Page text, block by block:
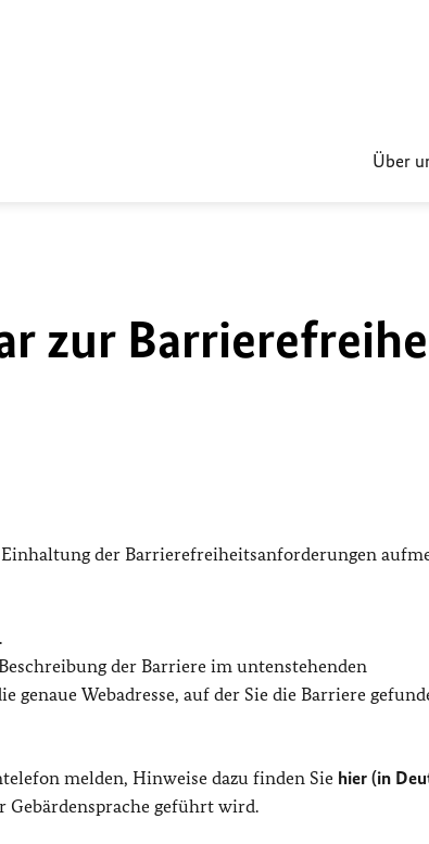
Über
zur
der Barrierefreiheitsanforderungen
.
der Barriere im untenstehenden
Webadresse, auf der Sie die Barriere
melden, Hinweise dazu finden Sie hier (in
Gebärdensprache geführt wird.